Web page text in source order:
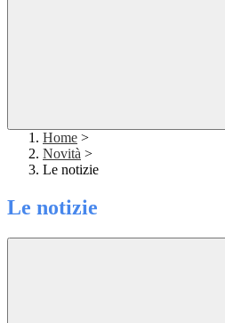
Home >
Novità >
Le notizie
Le notizie